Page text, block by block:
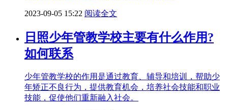
2023-09-05 15:22 阅读全文
日照少年管教学校主要有什么作用?
如何联系
少年管教学校的作用是通过教育、辅导和培训，帮助少
年矫正不良行为，提供教育机会，培养社会技能和职业
技能，促使他们重新融入社会。